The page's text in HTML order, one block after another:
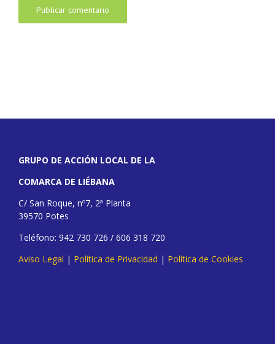
GRUPO DE ACCIÓN LOCAL DE LA
COMARCA DE LIÉBANA
C/ San Roque, nº7, 2ª Planta
39570 Potes
Teléfono: 942 730 726 / 606 318 720
Aviso Legal | Política de Privacidad | Política de Cookies